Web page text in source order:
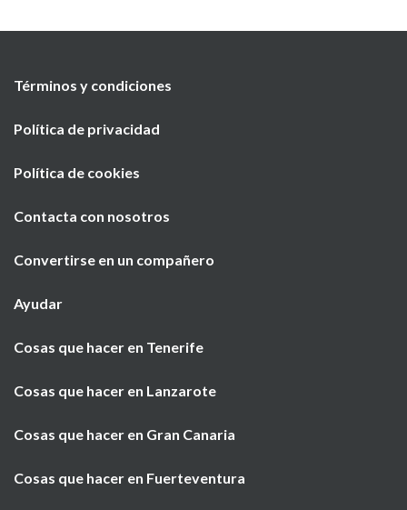
Términos y condiciones
Política de privacidad
Política de cookies
Contacta con nosotros
Convertirse en un compañero
Ayudar
Cosas que hacer en Tenerife
Cosas que hacer en Lanzarote
Cosas que hacer en Gran Canaria
Cosas que hacer en Fuerteventura